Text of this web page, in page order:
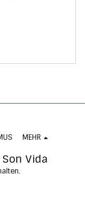
Vida
MEHR